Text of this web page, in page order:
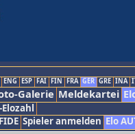
ENG ESP FAI FIN FRA GER GRE INA
Galerie Meldekartei
FIDE Spieler anmelden Elo